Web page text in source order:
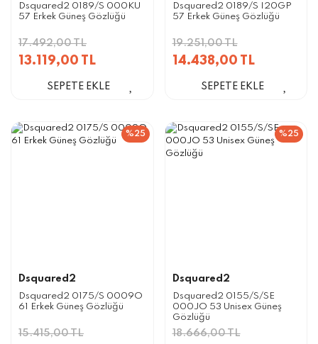
Dsquared2 0189/S 000KU
57 Erkek Güneş Gözlüğü
17.492,00 TL
13.119,00 TL
SEPETE EKLE
Dsquared2 0189/S I20GP
57 Erkek Güneş Gözlüğü
19.251,00 TL
14.438,00 TL
SEPETE EKLE
%25
Dsquared2
Dsquared2 0175/S 0009O
61 Erkek Güneş Gözlüğü
15.415,00 TL
%25
Dsquared2
Dsquared2 0155/S/SE
000JO 53 Unisex Güneş
Gözlüğü
18.666,00 TL